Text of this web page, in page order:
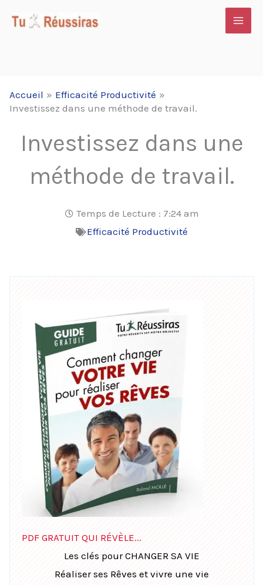
Accueil
Efficacité Productivité
Investissez dans une méthode de travail.
Investissez dans une
méthode de travail.
Temps de Lecture : 7:24 am
Efficacité Productivité
PDF GRATUIT QUI RÉVÈLE...
Les clés pour CHANGER SA VIE
Réaliser ses Rêves et vivre une vie